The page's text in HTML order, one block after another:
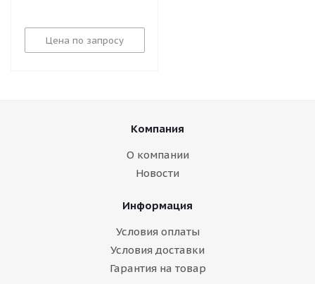
Цена по запросу
Компания
О компании
Новости
Информация
Условия оплаты
Условия доставки
Гарантия на товар